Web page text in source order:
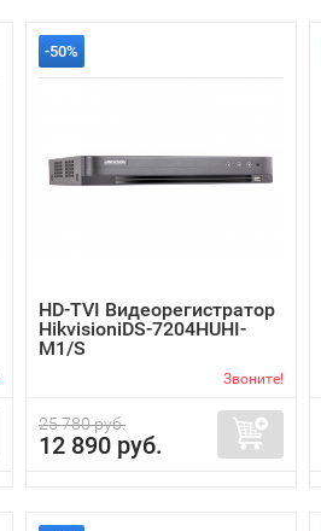
-50%
HD-TVI Видеорегистратор
HikvisioniDS-7204HUHI-
M1/S
Звоните!
25 780 руб.
12 890 руб.